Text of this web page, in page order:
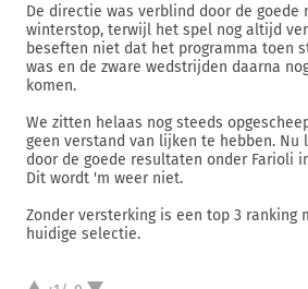
De directie was verblind door de goede
winterstop, terwijl het spel nog altijd
beseften niet dat het programma toen
was en de zware wedstrijden daarna
komen.
We zitten helaas nog steeds
geen verstand van lijken te hebben. Nu
door de goede resultaten onder Farioli
Dit wordt 'm weer niet.
Zonder versterking is een top 3 ranking
huidige selectie.